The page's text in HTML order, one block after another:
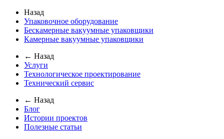
Назад
Упаковочное оборудование
Бескамерные вакуумные упаковщики
Камерные вакуумные упаковщики
← Назад
Услуги
Технологическое проектирование
Технический сервис
← Назад
Блог
Истории проектов
Полезные статьи